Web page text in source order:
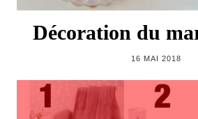
Décoration du
16 MAI 2018